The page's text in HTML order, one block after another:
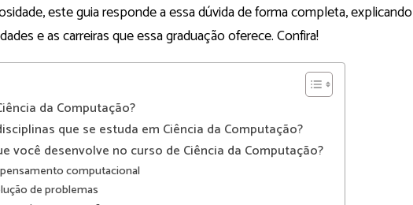
este guia responde a essa dúvida de forma completa, explicando
e as carreiras que essa graduação oferece. Confira!
da Computação?
que se estuda em Ciência da Computação?
você desenvolve no curso de Ciência da Computação?
computacional
de problemas